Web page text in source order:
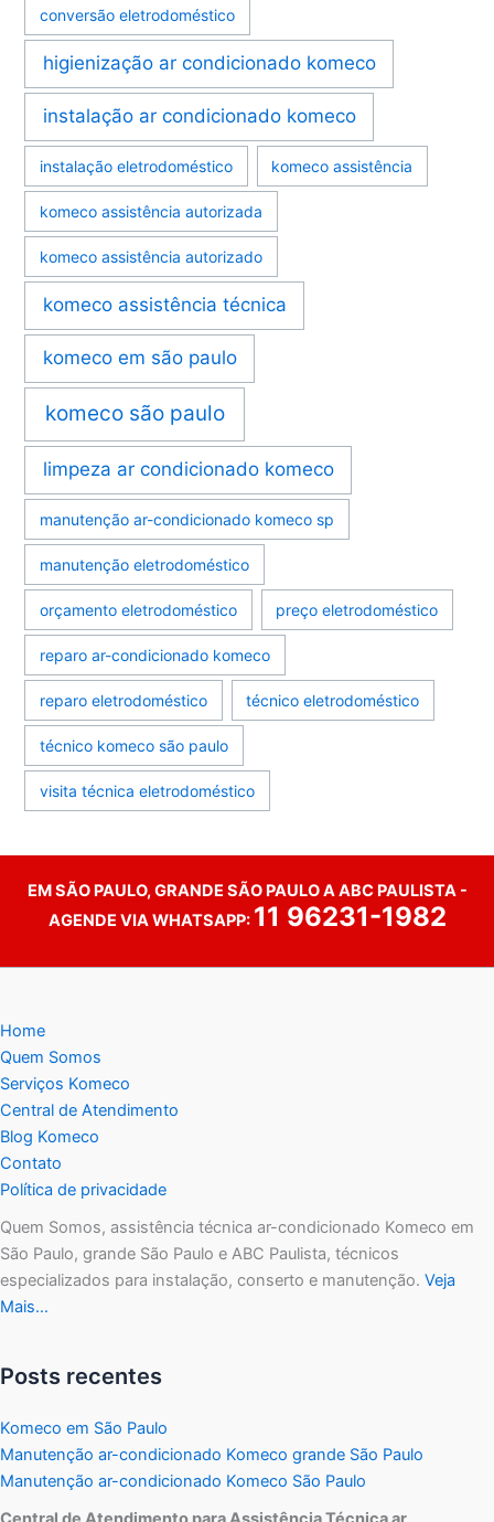
conversão eletrodoméstico
higienização ar condicionado komeco
instalação ar condicionado komeco
instalação eletrodoméstico komeco assistência
komeco assistência autorizada
komeco assistência autorizado
komeco assistência técnica
komeco em são paulo
komeco são paulo
limpeza ar condicionado komeco
manutenção ar-condicionado komeco sp
manutenção eletrodoméstico
orçamento eletrodoméstico preço eletrodoméstico
reparo ar-condicionado komeco
reparo eletrodoméstico técnico eletrodoméstico
técnico komeco são paulo
visita técnica eletrodoméstico
EM SÃO PAULO, GRANDE SÃO PAULO A ABC PAULISTA -
AGENDE VIA WHATSAPP: 11 96231-1982
Home
Quem Somos
Serviços Komeco
Central de Atendimento
Blog Komeco
Contato
Política de privacidade
Quem Somos, assistência técnica ar-condicionado Komeco em
São Paulo, grande São Paulo e ABC Paulista, técnicos
especializados para instalação, conserto e manutenção. Veja
Mais…
Posts recentes
Komeco em São Paulo
Manutenção ar-condicionado Komeco grande São Paulo
Manutenção ar-condicionado Komeco São Paulo